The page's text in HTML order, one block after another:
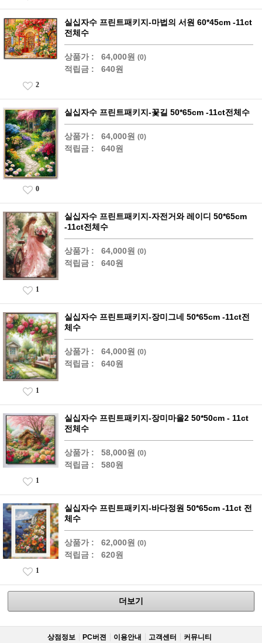
실십자수 프린트패키지-마법의 서원 60*45cm -11ct
전체수
상품가 : 64,000원 (0)
적립금 : 640원
2
실십자수 프린트패키지-꽃길 50*65cm -11ct전체수
상품가 : 64,000원 (0)
적립금 : 640원
0
실십자수 프린트패키지-자전거와 레이디 50*65cm
-11ct전체수
상품가 : 64,000원 (0)
적립금 : 640원
1
실십자수 프린트패키지-장미그네 50*65cm -11ct전
체수
상품가 : 64,000원 (0)
적립금 : 640원
1
실십자수 프린트패키지-장미마을2 50*50cm - 11ct
전체수
상품가 : 58,000원 (0)
적립금 : 580원
1
실십자수 프린트패키지-바다정원 50*65cm -11ct 전
체수
상품가 : 62,000원 (0)
적립금 : 620원
1
더보기
상점정보 PC버젼 이용안내 고객센터 커뮤니티